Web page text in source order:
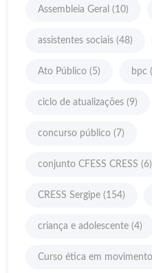
Assembleia Geral (10)
assistentes sociais (48)
Ato Público (5) bpc
ciclo de atualizações (9)
concurso público (7)
conjunto CFESS CRESS (6)
CRESS Sergipe (154)
criança e adolescente (4)
Curso ética em movimento